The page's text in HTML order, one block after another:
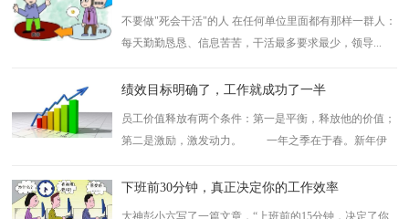
不要做"死会干活"的人 在任何单位里面都有那样一群人：
每天勤勤恳恳、信息苦苦，干活最多要求最少，领导...
绩效目标明确了，工作就成功了一半
员工价值释放有两个条件：第一是平衡，释放他的价值；
第二是激励，激发动力。 一年之季在于春。新年伊
下班前30分钟，真正决定你的工作效率
大神彭小六写了一篇文章，“上班前的15分钟，决定了你